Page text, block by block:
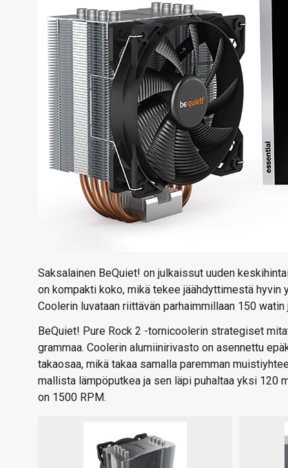
Saksalainen BeQuiet! on julkaissut uuden
on kompakti koko, mikä tekee jäähdyttimestä
Coolerin luvataan riittävän parhaimmillaan 150 watin
BeQuiet! Pure Rock 2 -tornicoolerin strategiset
grammaa. Coolerin alumiinirivasto on asennettu
takaosaa, mikä takaa samalla paremman
mallista lämpöputkea ja sen läpi puhaltaa yksi 120
on 1500 RPM.